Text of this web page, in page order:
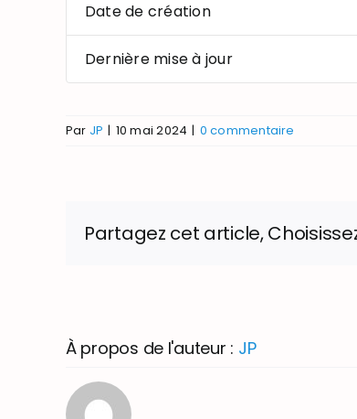
Date de création
Dernière mise à jour
Par JP | 10 mai 2024 | 0 commentaire
Partagez cet article,
À propos de l'auteur : JP